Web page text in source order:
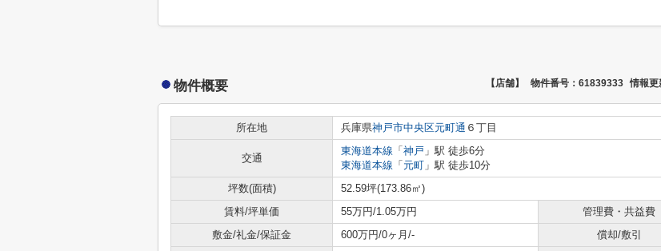
物件概要 【店舗】 物件番号：61839333 情報更
所在地 兵庫県神戸市中央区元町通 ６丁目
交通
東海道本線 「 神戸 」駅 徒歩6分
東海道本線 「 元町 」駅 徒歩10分
坪数(面積)
52.59坪(173.86㎡)
賃料/坪単価
55万円/1.05万円 管理費・共益費
敷金/礼金/保証金
600万円/0ヶ月/- 償却/敷引